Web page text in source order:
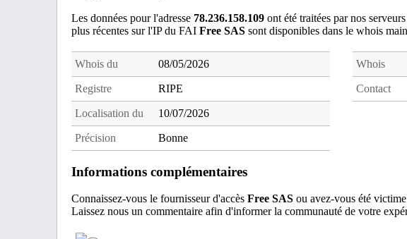
mrz76-
-
-
pit27-
pns27-
sjd76-
88.180.231.24
à Saint-ismier
91.167.29.114à non communique
Les données pour l'adresse 78.236.158.109 ont été traitées par nos
plus récentes sur l'IP du FAI Free SAS sont disponibles dans le whois
Whois du 08/05/2026
Registre RIPE
Localisation du 10/07/2026
Précision Bonne
Whois
Contact
Informations complémentaires
Connaissez-vous le fournisseur d'accès Free SAS ou avez-vous été
Laissez nous un commentaire afin d'informer la communauté de votre